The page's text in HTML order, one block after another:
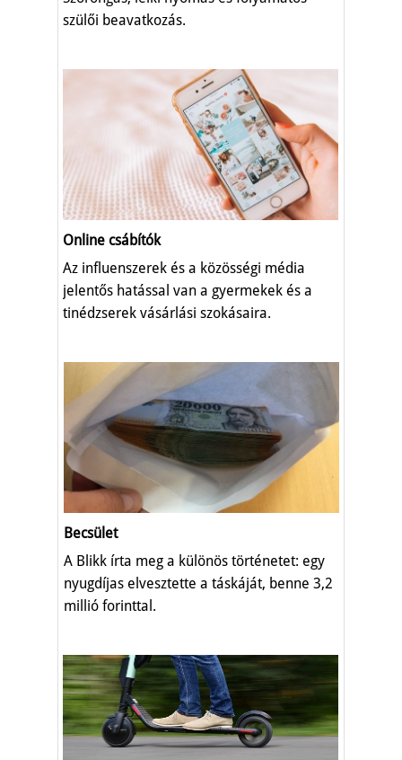
szülői beavatkozás.
Online csábítók
Az influenszerek és a közösségi média
jelentős hatással van a gyermekek és a
tinédzserek vásárlási szokásaira.
Becsület
A Blikk írta meg a különös történetet: egy
nyugdíjas elvesztette a táskáját, benne 3,2
millió forinttal.